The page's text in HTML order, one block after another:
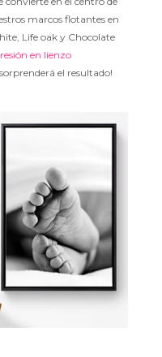
marcos flotantes en
Life oak y Chocolate
en lienzo
el resultado!